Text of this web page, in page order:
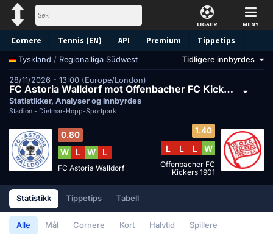
LIGAER MENY
Cornere Tennis (EN) API Premium Tippetips
Tyskland / Regionalliga Südwest Tidligere innbyrdes
28/11/2026 - 13:00 (Europe/London)
FC Astoria Walldorf mot Offenbacher FC Kickers 1901
Statistikker, Analyser og innbyrdes
Stadion - Dietmar-Hopp-Sportpark
0.80
W L W L
FC Astoria Walldorf
1.40
L L L W
Offenbacher FC
Kickers 1901
Statistikk Tippetips Tabell
Alle Mål Cornere Kort Halvtid Spillere